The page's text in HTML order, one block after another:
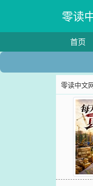
零读
首页
零读中文